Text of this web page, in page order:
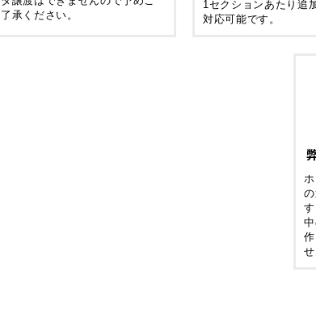
了承ください。
1セクションあたり追
対応可能です。
せ